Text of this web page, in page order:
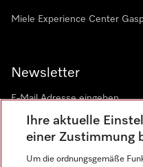
Miele Experience Center
Newsletter
Ihre aktuelle
einer Zustimmung
Um die ordnungsgemäße